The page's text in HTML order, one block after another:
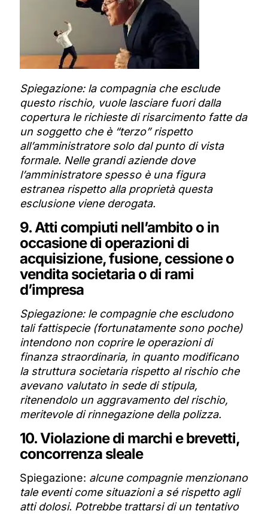
Spiegazione: la compagnia che esclude
questo rischio, vuole lasciare fuori dalla
copertura le richieste di risarcimento fatte da
un soggetto che è “terzo” rispetto
all’amministratore solo dal punto di vista
formale. Nelle grandi aziende dove
l’amministratore spesso è una figura
estranea rispetto alla proprietà questa
esclusione viene derogata.
9. Atti compiuti nell’ambito o in
occasione di operazioni di
acquisizione, fusione, cessione o
vendita societaria o di rami
d’impresa
Spiegazione: le compagnie che escludono
tali fattispecie (fortunatamente sono poche)
intendono non coprire le operazioni di
finanza straordinaria, in quanto modificano
la struttura societaria rispetto al rischio che
avevano valutato in sede di stipula,
ritenendolo un aggravamento del rischio,
meritevole di rinnegazione della polizza.
10. Violazione di marchi e brevetti,
concorrenza sleale
Spiegazione: alcune compagnie menzionano
tale eventi come situazioni a sé rispetto agli
atti dolosi. Potrebbe trattarsi di un tentativo